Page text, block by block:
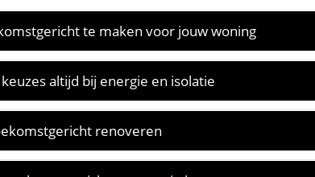
te maken voor jouw woning
altijd bij energie en isolatie
renoveren